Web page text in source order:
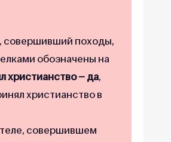
совершивший походы,
обозначены на
христианство – да,
христианство в
совершившем